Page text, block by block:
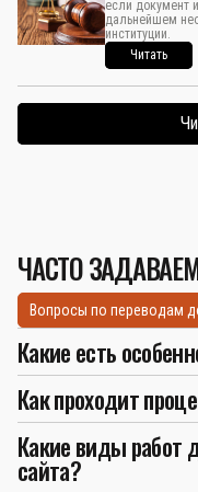
если документ
дальнейшем
институции.
Читать
ЧАСТО
Вопросы по переводам
Какие есть
Как проходит
Какие виды работ
сайта?